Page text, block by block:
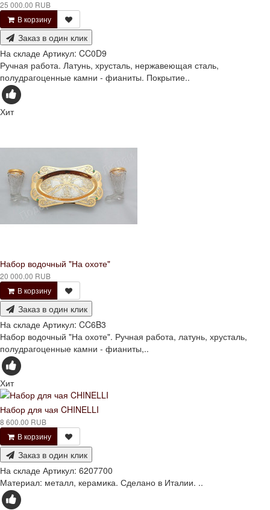
25 000.00 RUB
В корзину
Заказ в один клик
На складе Артикул: CC0D9
Ручная работа. Латунь, хрусталь, нержавеющая сталь,
полудрагоценные камни - фианиты. Покрытие..
Хит
Набор водочный "На охоте"
20 000.00 RUB
В корзину
Заказ в один клик
На складе Артикул: CC6B3
Набор водочный "На охоте". Ручная работа, латунь, хрусталь,
полудрагоценные камни - фианиты,..
Хит
Набор для чая CHINELLI
8 600.00 RUB
В корзину
Заказ в один клик
На складе Артикул: 6207700
Материал: металл, керамика. Сделано в Италии. ..